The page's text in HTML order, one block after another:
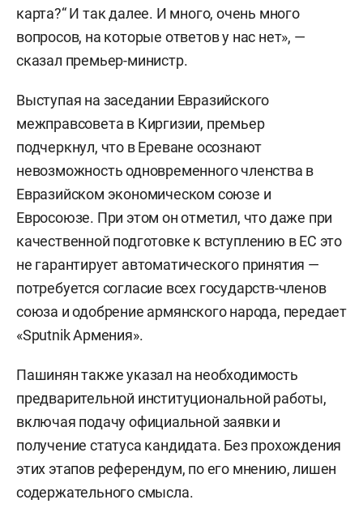
карта?“ И так далее. И много, очень много
вопросов, на которые ответов у нас нет», —
сказал премьер-министр.
Выступая на заседании Евразийского
межправсовета в Киргизии, премьер
подчеркнул, что в Ереване осознают
невозможность одновременного членства в
Евразийском экономическом союзе и
Евросоюзе. При этом он отметил, что даже при
качественной подготовке к вступлению в ЕС это
не гарантирует автоматического принятия —
потребуется согласие всех государств-членов
союза и одобрение армянского народа, передает
«Sputnik Армения».
Пашинян также указал на необходимость
предварительной институциональной работы,
включая подачу официальной заявки и
получение статуса кандидата. Без прохождения
этих этапов референдум, по его мнению, лишен
содержательного смысла.